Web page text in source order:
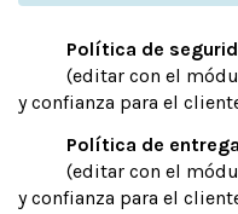
Política de
(editar con el
y confianza para el
Política de entrega
(editar con el
y confianza para el